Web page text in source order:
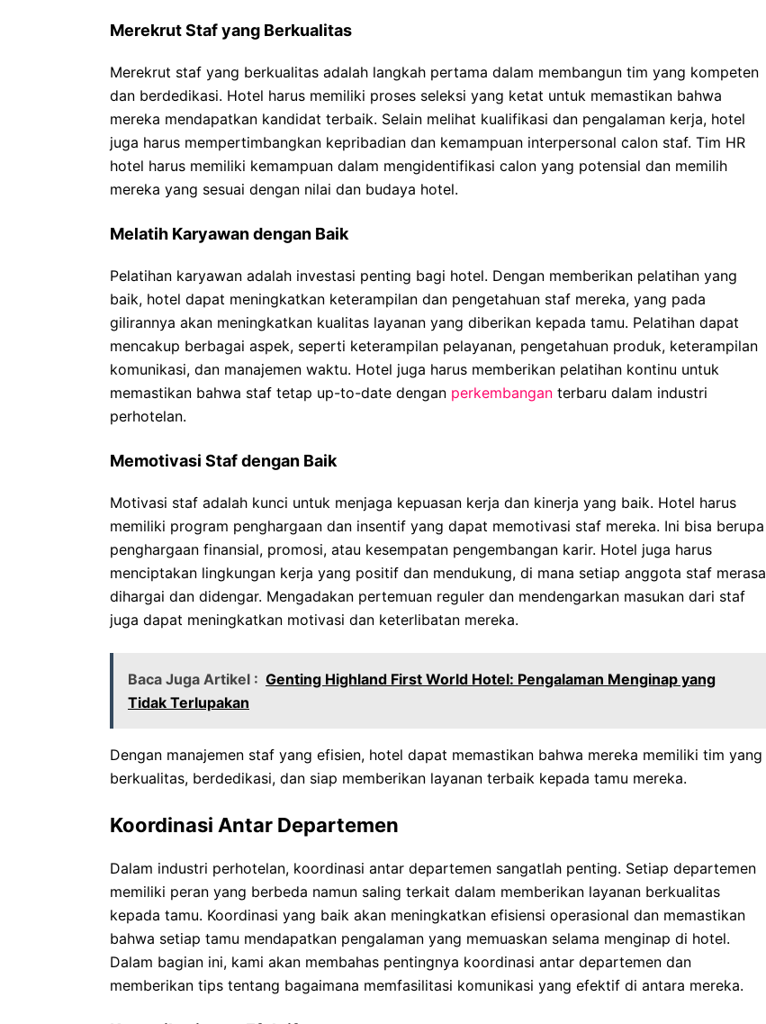
Merekrut Staf yang Berkualitas
Merekrut staf yang berkualitas adalah langkah pertama dalam membangun tim yang kompeten
dan berdedikasi. Hotel harus memiliki proses seleksi yang ketat untuk memastikan bahwa
mereka mendapatkan kandidat terbaik. Selain melihat kualifikasi dan pengalaman kerja, hotel
juga harus mempertimbangkan kepribadian dan kemampuan interpersonal calon staf. Tim HR
hotel harus memiliki kemampuan dalam mengidentifikasi calon yang potensial dan memilih
mereka yang sesuai dengan nilai dan budaya hotel.
Melatih Karyawan dengan Baik
Pelatihan karyawan adalah investasi penting bagi hotel. Dengan memberikan pelatihan yang
baik, hotel dapat meningkatkan keterampilan dan pengetahuan staf mereka, yang pada
gilirannya akan meningkatkan kualitas layanan yang diberikan kepada tamu. Pelatihan dapat
mencakup berbagai aspek, seperti keterampilan pelayanan, pengetahuan produk, keterampilan
komunikasi, dan manajemen waktu. Hotel juga harus memberikan pelatihan kontinu untuk
memastikan bahwa staf tetap up-to-date dengan perkembangan terbaru dalam industri
perhotelan.
Memotivasi Staf dengan Baik
Motivasi staf adalah kunci untuk menjaga kepuasan kerja dan kinerja yang baik. Hotel harus
memiliki program penghargaan dan insentif yang dapat memotivasi staf mereka. Ini bisa berupa
penghargaan finansial, promosi, atau kesempatan pengembangan karir. Hotel juga harus
menciptakan lingkungan kerja yang positif dan mendukung, di mana setiap anggota staf merasa
dihargai dan didengar. Mengadakan pertemuan reguler dan mendengarkan masukan dari staf
juga dapat meningkatkan motivasi dan keterlibatan mereka.
Baca Juga Artikel : Genting Highland First World Hotel: Pengalaman Menginap yang
Tidak Terlupakan
Dengan manajemen staf yang efisien, hotel dapat memastikan bahwa mereka memiliki tim yang
berkualitas, berdedikasi, dan siap memberikan layanan terbaik kepada tamu mereka.
Koordinasi Antar Departemen
Dalam industri perhotelan, koordinasi antar departemen sangatlah penting. Setiap departemen
memiliki peran yang berbeda namun saling terkait dalam memberikan layanan berkualitas
kepada tamu. Koordinasi yang baik akan meningkatkan efisiensi operasional dan memastikan
bahwa setiap tamu mendapatkan pengalaman yang memuaskan selama menginap di hotel.
Dalam bagian ini, kami akan membahas pentingnya koordinasi antar departemen dan
memberikan tips tentang bagaimana memfasilitasi komunikasi yang efektif di antara mereka.